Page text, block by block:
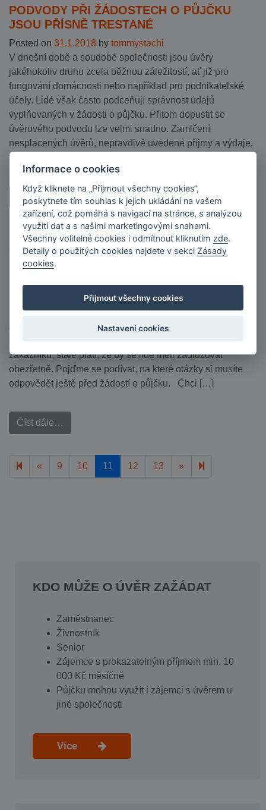
PODVODY PŘI ŽÁDOSTECH O PŮJČKU
JSOU PŘÍSNĚ TRESTANÉ
Posted on 31.1.2018 by tommystachi
V dnešní době a soudobé společnosti jsou úvěry
jakéhokoliv druhu zcela běžnou záležitostí, ať již pro
fungování domácnosti nebo například pro podnikatelské
účely. Lidé však často podceňují správnost údajů
vyplňovaných v žádosti o půjčku. Přitom dopustit se
úvěrového podvodu lze velmi snadno. Zamlčení
nesplacených úvěrů, nepravdivě uvedené příjmy a výdaje,
falšovaná potvrzení o příjmu nebo lži o […]
Číst dále…
NA KTERÉ OTÁZKY SI MUSÍTE
ODPOVĚDĚT PŘEDTÍM, NEŽ SI VEZMETE
PŮJČKU
Posted on24.1.2018bytommystachi
Půjčky jsou dnes velmi snadno dostupné, což však může
některé lidi dostat do potíží. Přesto, že nový zákon o
spotřebitelském úvěru nastavuje bezpečnější prostředí
zákazníků, stále platí, že by se lidé měli zadlužovat
obezřetně. Pojďme se podívat, na které otázky si musíte
odpovědět ještě před žádostí o půjčku. Chci […]
Číst dále…
« Previous page
9 10 11 12 13 »Next page
16
KDO MŮŽE O ÚVĚR ZAŽÁDAT
Zaměstnanec
Živnostník
Senior
Zájemce s prokazatelným příjmem min. 10
000 Kč měsíčně
Půjčku mohou využít i zájemci s úvěrem u
jiné společnosti
Více
Informace o cookies
Když kliknete na „Přijmout všechny cookies“,
poskytnete tím souhlas k jejich ukládání na vašem
zařízení, což pomáhá s navigací na stránce, s analýzou
využití dat a s našimi marketingovými snahami.
Všechny volitelné cookies i odmítnout kliknutím zde.
Detaily o použitých cookies najdete v sekci Zásady
cookies.
Přijmout všechny cookies
Nastavení cookies